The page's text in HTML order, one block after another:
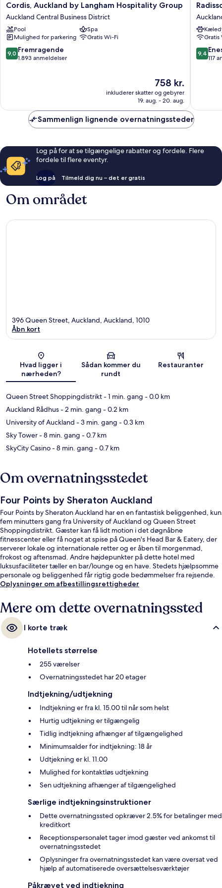
Cordis,
Auckland
by
Langham
Hospitality
Group
Auckland
Cordis, Auckland by Langham Hospitality Group
Auckland Central Business District
Pool
Spa
Mulighed for parkering
Gratis Wi-Fi
9.0
ud
9,0 Fremragende
1.893 anmeldelser
Prisen
er
758 kr.
758 kr.
inkluderer skatter og gebyrer
19. aug. - 20. aug.
RED
Central
Business
District
Gratis
9.4
ud
9,4
117
Sammenlign lignende overnatningssteder
Log på for at se tilgængelige rabatter og fordele. Flere
fordele til flere eventyr.
Log på Tilmeld dig nu – det er gratis
Om området
Kort
396 Queen Street, Auckland, Auckland, 1010
Åbn kort
Hvad ligger i
nærheden?
Sådan kommer du
rundt
Restauranter
Queen Street Shoppingdistrikt- 1 min. gang - 0.0 km
Auckland Rådhus- 2 min. gang - 0.2 km
University of Auckland - 3 min. gang - 0.3 km
Sky Tower- 8 min. gang - 0.7 km
SkyCity Casino- 8 min. gang - 0.7 km
Om overnatningsstedet
Four Points by Sheraton Auckland
Four Points by Sheraton Auckland har en en fantastisk beliggenhed, kun
fem minutters gang fra University of Auckland og Queen Street
Shoppingdistrikt. Gæster kan få lidt motion i det døgnåbne
fitnesscenter eller få noget at spise på Queen's Head Bar & Eatery, der
serverer lokale og internationale retter og er åben til morgenmad,
frokost og aftensmad. Andre højdepunkter på dette hotel med
luksusfaciliteter tæller en bar/lounge og en have. Stedets hjælpsomme
personale og beliggenhed får rigtig gode bedømmelser fra rejsende.
Oplysninger om afbestillingsrettigheder
Mere om dette overnatningssted
I korte træk
Hotellets størrelse
255 værelser
Overnatningsstedet har 20 etager
Indtjekning/udtjekning
Indtjekning er fra kl. 15.00 til når som helst
Hurtig udtjekning er tilgængelig
Tidlig indtjekning afhænger af tilgængelighed
Minimumsalder for indtjekning: 18 år
Udtjekning er kl. 11.00
Mulighed for kontaktløs udtjekning
Sen udtjekning afhænger af tilgængelighed
Særlige indtjekningsinstruktioner
Dette overnatningssted opkræver 2.5% for betalinger med
kreditkort
Receptionspersonalet tager imod gæster ved ankomst til
overnatningsstedet
Oplysninger fra overnatningsstedet kan være oversat ved
hjælp af automatiserede oversættelsesværktøjer
Påkrævet ved indtjekning